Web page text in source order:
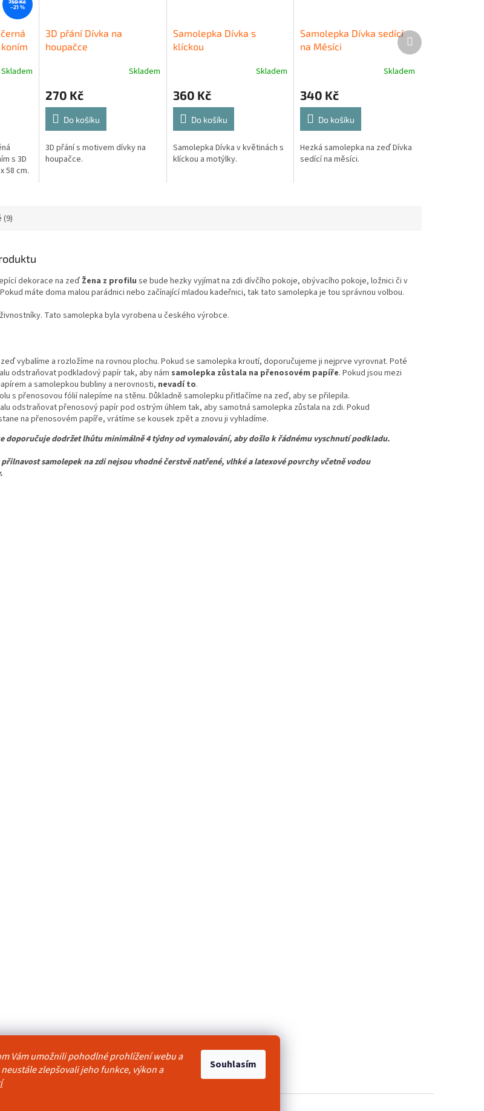
Vám umožnili pohodlné prohlížení webu a
zlepšovali jeho funkce, výkon a
Souhlasím
750 Kč
–21 %
Skladem
s 3D
58 cm.
3D přání Dívka na
houpačce
Skladem
270 Kč
Do košíku
3D přání s motivem dívky na
houpačce.
Samolepka Dívka s
klíckou
Skladem
360 Kč
Do košíku
Samolepka Dívka v květinách s
klíckou a motýlky.
Samolepka Dívka sedící
na Měsíci
Skladem
340 Kč
Do košíku
Hezká samolepka na zeď Dívka
sedící na měsíci.
Další
produkt
(9)
dekorace na zeď Žena z profilu se bude hezky vyjímat na zdi dívčího pokoje, obývacího pokoje, ložnici či v
Pokud máte doma malou parádnici nebo začínající mladou kadeřnici, tak tato samolepka je tou správnou volbou.
Tato samolepka byla vyrobena u českého výrobce.
vybalíme a rozložíme na rovnou plochu. Pokud se samolepka kroutí, doporučujeme ji nejprve vyrovnat. Poté
odstraňovat podkladový papír tak, aby nám samolepka zůstala na přenosovém papíře. Pokud jsou mezi
a samolepkou bubliny a nerovnosti, nevadí to.
s přenosovou fólií nalepíme na stěnu. Důkladně samolepku přitlačíme na zeď, aby se přilepila.
odstraňovat přenosový papír pod ostrým úhlem tak, aby samotná samolepka zůstala na zdi. Pokud
na přenosovém papíře, vrátíme se kousek zpět a znovu ji vyhladíme.
doporučuje dodržet lhůtu minimálně 4 týdny od vymalování, aby došlo k řádnému vyschnutí podkladu.
samolepek na zdi nejsou vhodné čerstvě natřené, vlhké a latexové povrchy včetně vodou
řád Ochrana osobních údajů Kontakty Pravidla akce 2+1 zdarma